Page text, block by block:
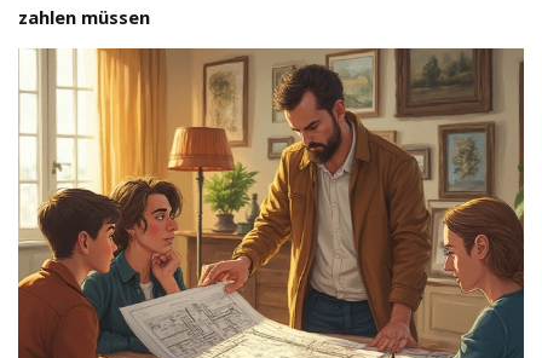
zahlen müssen